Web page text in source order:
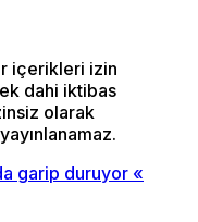
içerikleri izin
dahi iktibas
olarak